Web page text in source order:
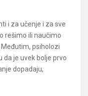
i za učenje i za sve
rešimo ili naučimo
psiholozi
je uvek bolje prvo
dopadaju,